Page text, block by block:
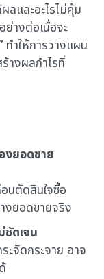
ลและอะไรไม่คุ้ม
ย่างต่อเนื่อจะ
ทำให้การวางแผน
างผลกำไรที่
งยอดขาย
นตัดสินใจซื้อ
งยอดขายจริง
ดเจน
ะจัดกระจาย อาจ